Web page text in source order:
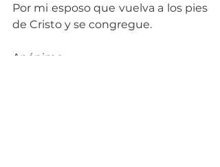
Por mi esposo que vuelva a los pies
de Cristo y se congregue.
Anónimo.